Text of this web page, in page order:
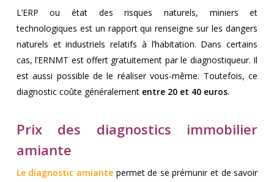
L’ERP ou état des risques naturels, miniers et
technologiques est un rapport qui renseigne sur les dangers
naturels et industriels relatifs à l’habitation. Dans certains
cas, l’ERNMT est offert gratuitement par le diagnostiqueur. Il
est aussi possible de le réaliser vous-même. Toutefois, ce
diagnostic coûte généralement entre 20 et 40 euros.
Prix des diagnostics immobilier
amiante
Le diagnostic amiante permet de se prémunir et de savoir